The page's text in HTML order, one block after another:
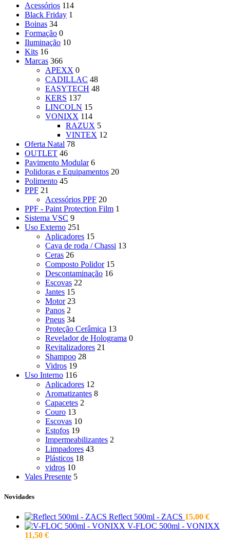
Acessórios 114
Black Friday 1
Boinas 34
Formação 0
Iluminação 10
Kits 16
Marcas 366
APEXX 0
CADILLAC 48
EASYTECH 48
KERS 137
LINCOLN 15
VONIXX 114
RAZUX 5
VINTEX 12
Oferta Natal 78
OUTLET 46
Pavimento Modular 6
Polidoras e Equipamentos 20
Polimento 45
PPF 21
Acessórios PPF 20
PPF - Paint Protection Film 1
Sistema VSC 9
Uso Externo 251
Aplicadores 15
Cava de roda / Chassi 13
Ceras 26
Composto Polidor 15
Descontaminação 16
Escovas 22
Jantes 15
Motor 23
Panos 2
Pneus 34
Proteção Cerâmica 13
Revelador de Holograma 0
Revitalizadores 21
Shampoo 28
Vidros 19
Uso Interno 116
Aplicadores 12
Aromatizantes 8
Capacetes 2
Couro 13
Escovas 10
Estofos 19
Impermeabilizantes 2
Limpadores 43
Plásticos 18
vidros 10
Vales Presente 5
Novidades
Reflect 500ml - ZACS 15,00 €
V-FLOC 500ml - VONIXX
11,50 €